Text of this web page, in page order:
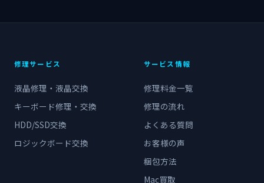
修理サービス
液晶修理・液晶交換
キーボード修理・交換
HDD/SSD交換
ロジックボード交換
サービス情報
修理料金一覧
修理の流れ
よくある質問
お客様の声
梱包方法
Mac買取